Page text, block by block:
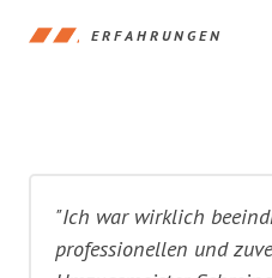
ERFAHRUNGEN
"Ich war wirklich
professionellen und